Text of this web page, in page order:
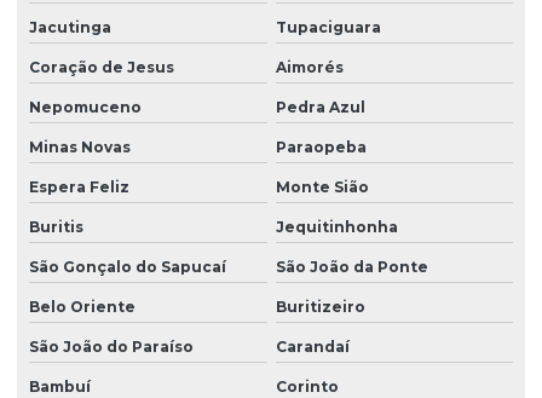
Jacutinga Tupaciguara
Coração de Jesus Aimorés
Nepomuceno Pedra Azul
Minas Novas Paraopeba
Espera Feliz Monte Sião
Buritis Jequitinhonha
São Gonçalo do Sapucaí São João da Ponte
Belo Oriente Buritizeiro
São João do Paraíso Carandaí
Bambuí Corinto